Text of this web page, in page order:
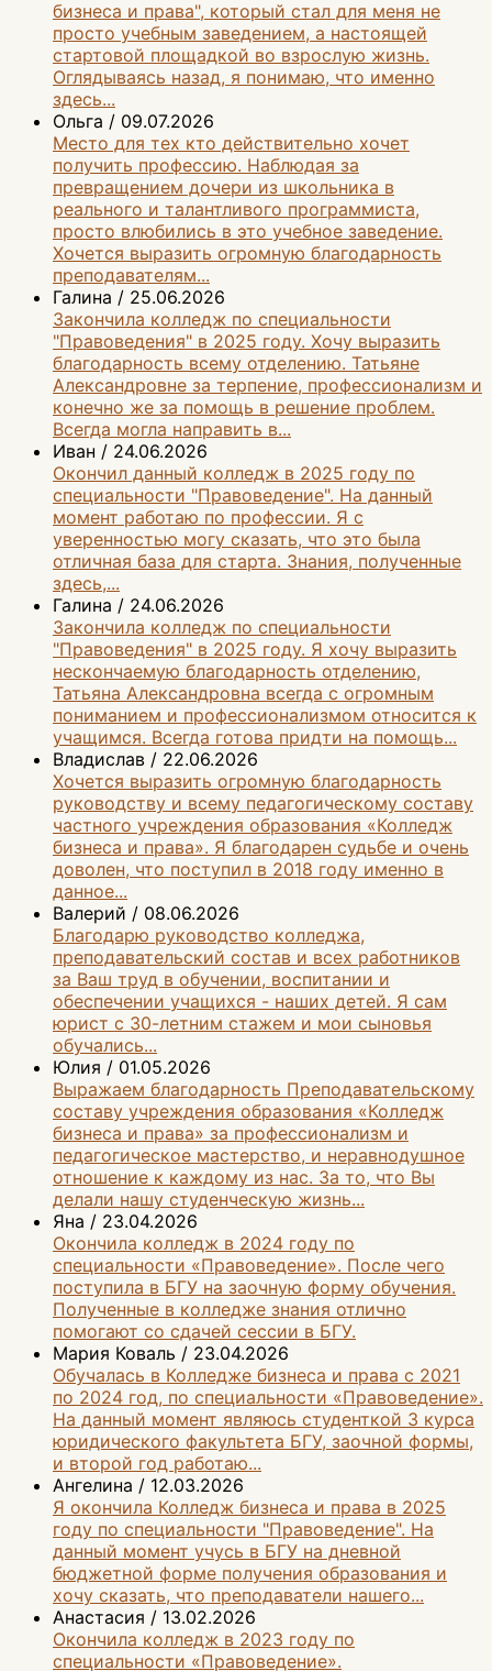
бизнеса и права", который стал для меня не
просто учебным заведением, а настоящей
стартовой площадкой во взрослую жизнь.
Оглядываясь назад, я понимаю, что именно
здесь...
Ольга / 09.07.2026
Место для тех кто действительно хочет
получить профессию. Наблюдая за
превращением дочери из школьника в
реального и талантливого программиста,
просто влюбились в это учебное заведение.
Хочется выразить огромную благодарность
преподавателям...
Галина / 25.06.2026
Закончила колледж по специальности
"Правоведения" в 2025 году. Хочу выразить
благодарность всему отделению. Татьяне
Александровне за терпение, профессионализм и
конечно же за помощь в решение проблем.
Всегда могла направить в...
Иван / 24.06.2026
Окончил данный колледж в 2025 году по
специальности "Правоведение". На данный
момент работаю по профессии. Я с
уверенностью могу сказать, что это была
отличная база для старта. Знания, полученные
здесь,...
Галина / 24.06.2026
Закончила колледж по специальности
"Правоведения" в 2025 году. Я хочу выразить
нескончаемую благодарность отделению,
Татьяна Александровна всегда с огромным
пониманием и профессионализмом относится к
учащимся. Всегда готова придти на помощь...
Владислав / 22.06.2026
Хочется выразить огромную благодарность
руководству и всему педагогическому составу
частного учреждения образования «Колледж
бизнеса и права». Я благодарен судьбе и очень
доволен, что поступил в 2018 году именно в
данное...
Валерий / 08.06.2026
Благодарю руководство колледжа,
преподавательский состав и всех работников
за Ваш труд в обучении, воспитании и
обеспечении учащихся - наших детей. Я сам
юрист с 30-летним стажем и мои сыновья
обучались...
Юлия / 01.05.2026
Выражаем благодарность Преподавательскому
составу учреждения образования «Колледж
бизнеса и права» за профессионализм и
педагогическое мастерство, и неравнодушное
отношение к каждому из нас. За то, что Вы
делали нашу студенческую жизнь...
Яна / 23.04.2026
Окончила колледж в 2024 году по
специальности «Правоведение». После чего
поступила в БГУ на заочную форму обучения.
Полученные в колледже знания отлично
помогают со сдачей сессии в БГУ.
Мария Коваль / 23.04.2026
Обучалась в Колледже бизнеса и права с 2021
по 2024 год, по специальности «Правоведение».
На данный момент являюсь студенткой 3 курса
юридического факультета БГУ, заочной формы,
и второй год работаю...
Ангелина / 12.03.2026
Я окончила Колледж бизнеса и права в 2025
году по специальности "Правоведение". На
данный момент учусь в БГУ на дневной
бюджетной форме получения образования и
хочу сказать, что преподаватели нашего...
Анастасия / 13.02.2026
Окончила колледж в 2023 году по
специальности «Правоведение».